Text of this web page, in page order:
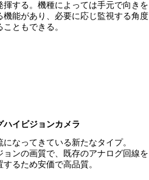
揮する。機種によっては手元で向きを
機能があり、必要に応じ監視する角度
ともできる。
ハイビジョンカメラ
になってきている新たなタイプ。
ョンの画質で、既存のアナログ回線を
るため安価で高品質。